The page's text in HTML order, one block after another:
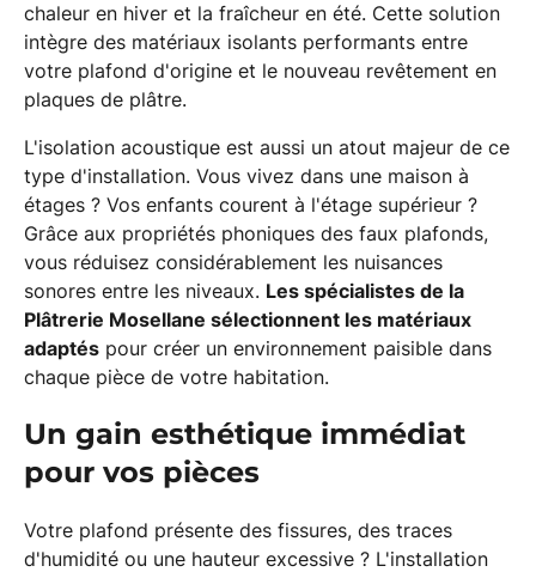
chaleur en hiver et la fraîcheur en été. Cette solution
intègre des matériaux isolants performants entre
votre plafond d'origine et le nouveau revêtement en
plaques de plâtre.
L'isolation acoustique est aussi un atout majeur de ce
type d'installation. Vous vivez dans une maison à
étages ? Vos enfants courent à l'étage supérieur ?
Grâce aux propriétés phoniques des faux plafonds,
vous réduisez considérablement les nuisances
sonores entre les niveaux. Les spécialistes de la
Plâtrerie Mosellane sélectionnent les matériaux
adaptés pour créer un environnement paisible dans
chaque pièce de votre habitation.
Un gain esthétique immédiat
pour vos pièces
Votre plafond présente des fissures, des traces
d'humidité ou une hauteur excessive ? L'installation